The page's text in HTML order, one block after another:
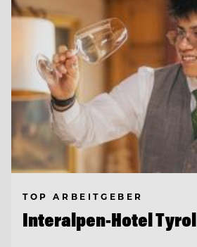
TOP ARBEITGEBER
Interalpen-Hotel Tyrol